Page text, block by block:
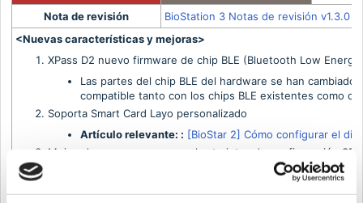
Nota de revisión
BioStation 3 Notas de revisión v1.3.0
<Nuevas características y mejoras>
XPass D2 nuevo firmware de chip BLE (Bluetooth Low
Las partes del chip BLE del hardware se han
compatible tanto con los chips BLE existentes como
Soporta Smart Card Layo personalizado
Artículo relevante: : [BioStar 2] Cómo configurar el
Mejorado para no reconocer las tarjetas de configuración
Añadido código de evento para autenticación QR.
Soporte para añadir la tarjeta FeliCa a Custom Smart Card